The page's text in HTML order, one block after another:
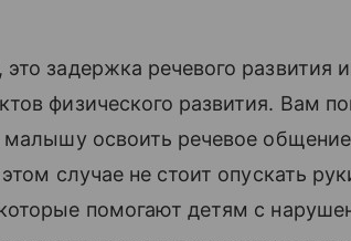
задержка речевого развития
физического развития. Вам
освоить речевое общение
случае не стоит опускать
помогают детям с